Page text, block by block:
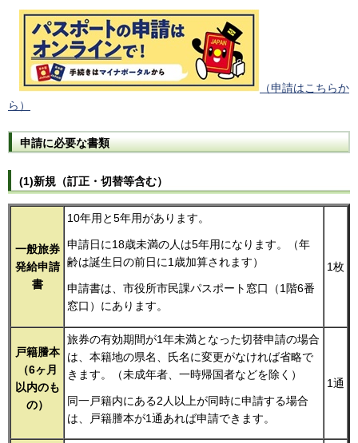
（申請はこちらか
ら）
申請に必要な書類
(1)新規（訂正・切替等含む）
一般旅券
発給申請
書
10年用と5年用があります。
申請日に18歳未満の人は5年用になります。（年
齢は誕生日の前日に1歳加算されます）
申請書は、市役所市民課パスポート窓口（1階6番
窓口）にあります。
1枚
戸籍謄本
（6ヶ月
以内のも
の）
旅券の有効期間が1年未満となった切替申請の場合
は、本籍地の県名、氏名に変更がなければ省略で
きます。（未成年者、一時帰国者などを除く）
同一戸籍内にある2人以上が同時に申請する場合
は、戸籍謄本が1通あれば申請できます。
1通